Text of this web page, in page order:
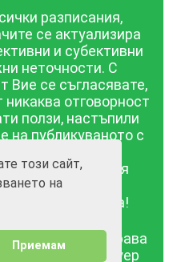
този сайт,
на
Приемам
разписания,
се актуализира
и субективни
неточности. С
Вие се съгласявате,
отговорност
ползи, настъпили
на публикуваното с
се предоставя
гаранция за
- 2026, Всички права
уебсайт и софтуер